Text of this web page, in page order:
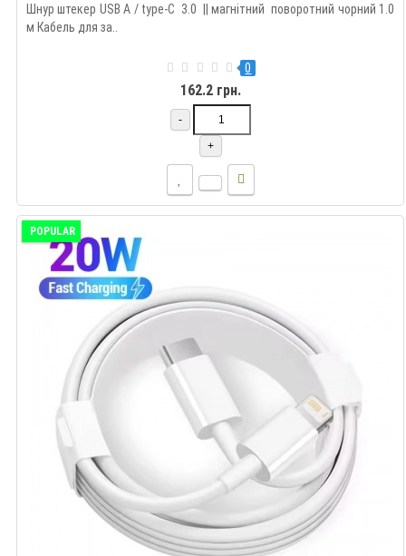
Шнур штекер USB А / type-C 3.0 || магнітний поворотний чорний 1.0
м Кабель для за..
0
162.2 грн.
-
+
POPULAR